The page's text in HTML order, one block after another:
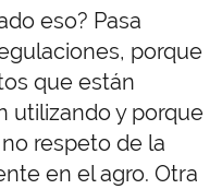
eso? Pasa
porque
que están
utilizando y porque
respeto de la
en el agro. Otra